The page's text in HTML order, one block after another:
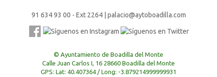
91 634 93 00 - Ext 2264| palacio@aytoboadilla.com
© Ayuntamiento de Boadilla del Monte
Calle Juan Carlos I, 16 28660 Boadilla del Monte
GPS: Lat: 40.407364 / Long: -3.879214999999931